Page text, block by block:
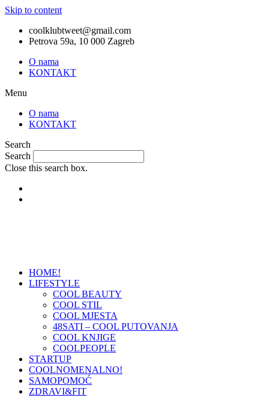
Skip to content
coolklubtweet@gmail.com
Petrova 59a, 10 000 Zagreb
O nama
KONTAKT
Menu
O nama
KONTAKT
Search
Search
Close this search box.
HOME!
LIFESTYLE
COOL BEAUTY
COOL STIL
COOL MJESTA
48SATI – COOL PUTOVANJA
COOL KNJIGE
COOLPEOPLE
STARTUP
COOLNOMENALNO!
SAMOPOMOĆ
ZDRAVI&FIT